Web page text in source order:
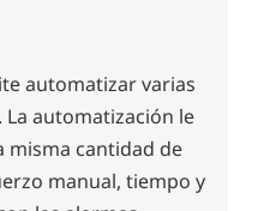
automatizar varias
automatización le
cantidad de
manual, tiempo y